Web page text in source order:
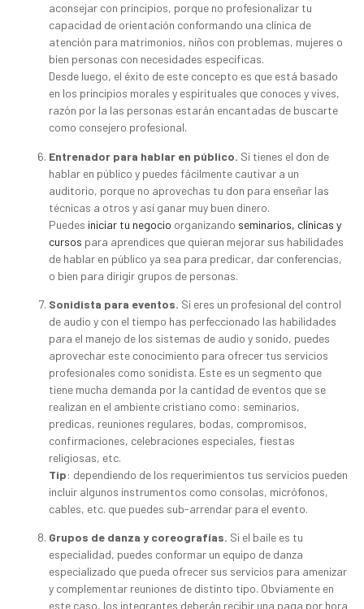
aconsejar con principios, porque no profesionalizar tu
capacidad de orientación conformando una clínica de
atención para matrimonios, niños con problemas, mujeres o
bien personas con necesidades específicas.
Desde luego, el éxito de este concepto es que está basado
en los principios morales y espirituales que conoces y vives,
razón por la las personas estarán encantadas de buscarte
como consejero profesional.
Entrenador para hablar en público. Si tienes el don de
hablar en público y puedes fácilmente cautivar a un
auditorio, porque no aprovechas tu don para enseñar las
técnicas a otros y así ganar muy buen dinero.
Puedes iniciar tu negocio organizando seminarios, clínicas y
cursos para aprendices que quieran mejorar sus habilidades
de hablar en público ya sea para predicar, dar conferencias,
o bien para dirigir grupos de personas.
Sonidista para eventos. Si eres un profesional del control
de audio y con el tiempo has perfeccionado las habilidades
para el manejo de los sistemas de audio y sonido, puedes
aprovechar este conocimiento para ofrecer tus servicios
profesionales como sonidista. Este es un segmento que
tiene mucha demanda por la cantidad de eventos que se
realizan en el ambiente cristiano como: seminarios,
predicas, reuniones regulares, bodas, compromisos,
confirmaciones, celebraciones especiales, fiestas
religiosas, etc.
Tip: dependiendo de los requerimientos tus servicios pueden
incluir algunos instrumentos como consolas, micrófonos,
cables, etc. que puedes sub-arrendar para el evento.
Grupos de danza y coreografías. Si el baile es tu
especialidad, puedes conformar un equipo de danza
especializado que pueda ofrecer sus servicios para amenizar
y complementar reuniones de distinto tipo. Obviamente en
este caso, los integrantes deberán recibir una paga por hora